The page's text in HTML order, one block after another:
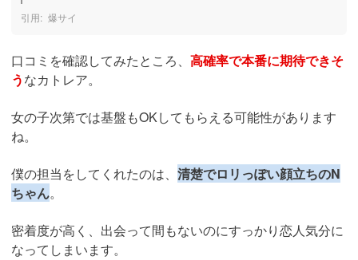
爆サイ
口コミを確認してみたところ、 高確率で本番に期待できそ
うなカトレア。
女の子次第では基盤もOKしてもらえる可能性があります
ね。
僕の担当をしてくれたのは、 清楚でロリっぽい顔立ちのN
ちゃん。
密着度が高く、出会って間もないのにすっかり恋人気分に
なってしまいます。